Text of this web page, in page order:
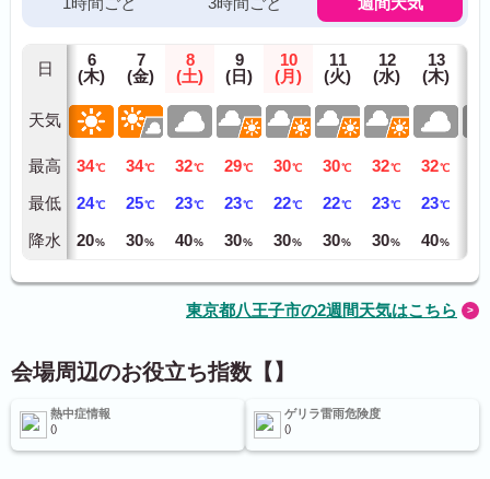
日
天気
最高
最低
降水
6
(木)
34℃
24℃
20%
7
(金)
34℃
25℃
30%
8
(土)
32℃
23℃
40%
9
(日)
29℃
23℃
30%
10
(月)
30℃
22℃
30%
11
(火)
30℃
22℃
30%
12
(水)
32℃
23℃
30%
13
(木)
32℃
23℃
40%
東京都八王子市の2週間天気はこちら
会場周辺のお役立ち指数【】
熱中症情報 ゲリラ雷雨危険度